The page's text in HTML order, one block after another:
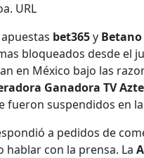
URL
bet365y Betano
blo­quea­d­os des­de el
en Méx­i­co bajo las
Ganado­ra TV
fueron sus­pendi­dos en
a pedi­dos de
hablar con la pren­sa. La